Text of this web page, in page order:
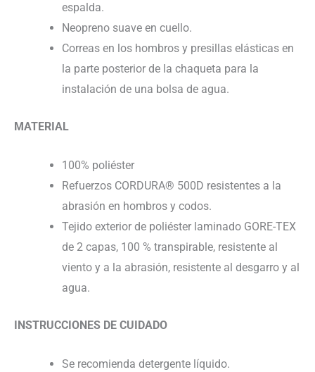
espalda.
Neopreno suave en cuello.
Correas en los hombros y presillas elásticas en
la parte posterior de la chaqueta para la
instalación de una bolsa de agua.
MATERIAL
100% poliéster
Refuerzos CORDURA® 500D resistentes a la
abrasión en hombros y codos.
Tejido exterior de poliéster laminado GORE-TEX
de 2 capas, 100 % transpirable, resistente al
viento y a la abrasión, resistente al desgarro y al
agua.
INSTRUCCIONES DE CUIDADO
Se recomienda detergente líquido.